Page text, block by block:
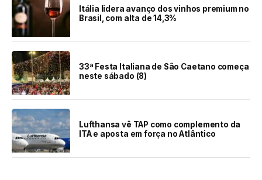
Itália lidera avanço dos vinhos premium no
Brasil, com alta de 14,3%
33ª Festa Italiana de São Caetano começa
neste sábado (8)
Lufthansa vê TAP como complemento da
ITA e aposta em força no Atlântico